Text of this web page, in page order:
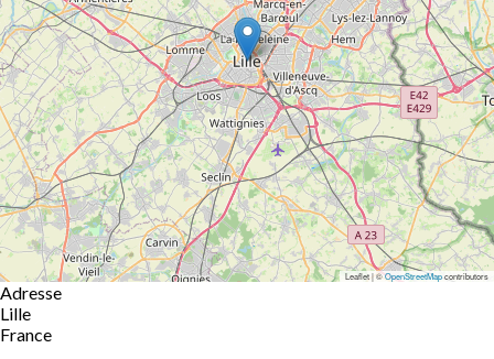
Leaflet | ©OpenStreetMapcontributors
Adresse
Lille
France